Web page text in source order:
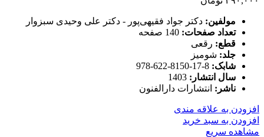
مولفین: دکتر جواد فقیهی‌پور - دکتر علی وحیدی سبزوار
تعداد صفحات:
قطع: رقعی
جلد: شومیز
شابک:
سال انتشار:
ناشر: انتشارات دارالفنون
افزودن به علاقه مندی
افزودن به سبد خرید
مشاهده سریع